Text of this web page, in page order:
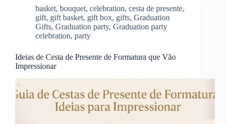
basket, bouquet, celebration, cesta de presente,
gift, gift basket, gift box, gifts, Graduation
Gifts, Graduation party, Graduation party
celebration, party
Ideias de Cesta de Presente de Formatura que Vão
Impressionar